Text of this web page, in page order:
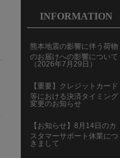
INFORMATION
熊本地震の影響に伴う荷物
のお届けへの影響について
（2026年7月29日）
【重要】クレジットカード
等における決済タイミング
変更のお知らせ
【お知らせ】8月14日のカ
スタマーサポート休業につ
きまして